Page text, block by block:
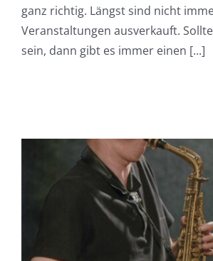
ganz richtig. Längst sind nicht
Veranstaltungen ausverkauft.
sein, dann gibt es immer einen [...]